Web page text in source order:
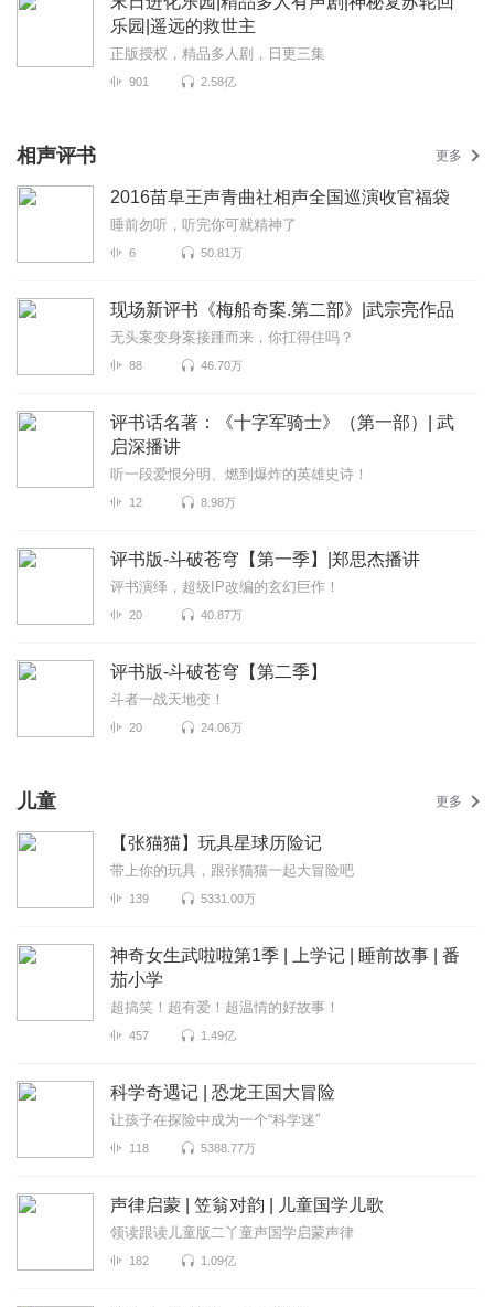
乐园|遥远的救世主
正版授权，精品多人剧，日更三集
901 2.58亿
相声评书 更多
2016苗阜王声青曲社相声全国巡演收官福袋
睡前勿听，听完你可就精神了
6 50.81万
现场新评书《梅船奇案.第二部》|武宗亮作品
无头案变身案接踵而来，你扛得住吗？
88 46.70万
评书话名著：《十字军骑士》（第一部）| 武
启深播讲
听一段爱恨分明、燃到爆炸的英雄史诗！
12 8.98万
评书版-斗破苍穹【第一季】|郑思杰播讲
评书演绎，超级IP改编的玄幻巨作！
20 40.87万
评书版-斗破苍穹【第二季】
斗者一战天地变！
20 24.06万
儿童 更多
【张猫猫】玩具星球历险记
带上你的玩具，跟张猫猫一起大冒险吧
139 5331.00万
神奇女生武啦啦第1季 | 上学记 | 睡前故事 | 番
茄小学
超搞笑！超有爱！超温情的好故事！
457 1.49亿
科学奇遇记 | 恐龙王国大冒险
让孩子在探险中成为一个“科学迷”
118 5388.77万
声律启蒙 | 笠翁对韵 | 儿童国学儿歌
领读跟读儿童版二丫童声国学启蒙声律
182 1.09亿